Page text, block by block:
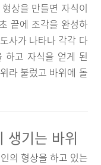
상을 만들면 자식이
끝에 조각을 완성하
사가 나타나 각각 다
하고 자식을 얻게 된
라 불렀고 바위에 돌
생기는 바위
의 형상을 하고 있는